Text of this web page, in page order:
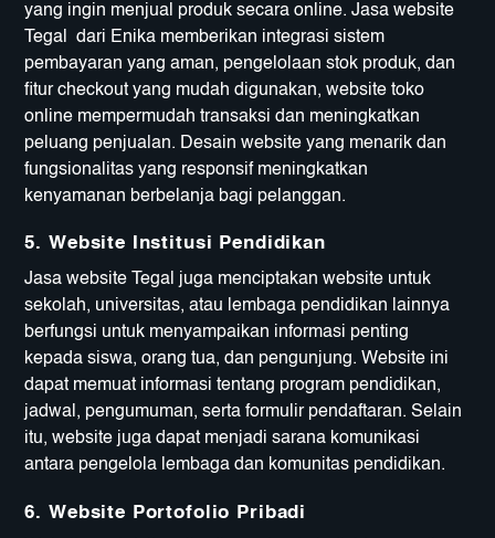
yang ingin menjual produk secara online. Jasa website
Tegal dari Enika memberikan integrasi sistem
pembayaran yang aman, pengelolaan stok produk, dan
fitur checkout yang mudah digunakan, website toko
online mempermudah transaksi dan meningkatkan
peluang penjualan. Desain website yang menarik dan
fungsionalitas yang responsif meningkatkan
kenyamanan berbelanja bagi pelanggan.
5. Website Institusi Pendidikan
Jasa website Tegal juga menciptakan website untuk
sekolah, universitas, atau lembaga pendidikan lainnya
berfungsi untuk menyampaikan informasi penting
kepada siswa, orang tua, dan pengunjung. Website ini
dapat memuat informasi tentang program pendidikan,
jadwal, pengumuman, serta formulir pendaftaran. Selain
itu, website juga dapat menjadi sarana komunikasi
antara pengelola lembaga dan komunitas pendidikan.
6. Website Portofolio Pribadi